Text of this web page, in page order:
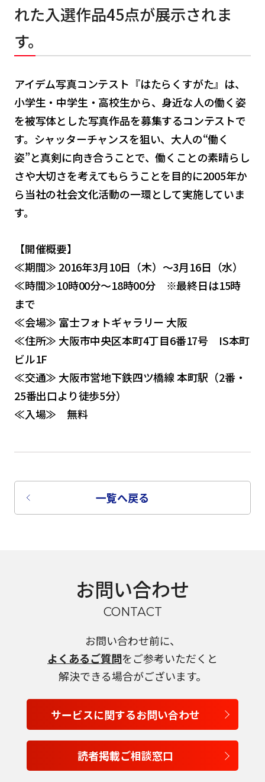
言語を選択
れた入選作品45点が展示されま
す。
アイデム写真コンテスト『はたらくすがた』は、
小学生・中学生・高校生から、身近な人の働く姿
を被写体とした写真作品を募集するコンテストで
す。シャッターチャンスを狙い、大人の“働く
姿”と真剣に向き合うことで、働くことの素晴らし
さや大切さを考えてもらうことを目的に2005年か
ら当社の社会文化活動の一環として実施していま
す。
【開催概要】
≪期間≫ 2016年3月10日（木）～3月16日（水）
≪時間≫10時00分～18時00分 ※最終日は15時
まで
≪会場≫ 富士フォトギャラリー 大阪
≪住所≫ 大阪市中央区本町4丁目6番17号 IS本町
ビル1F
≪交通≫ 大阪市営地下鉄四ツ橋線 本町駅（2番・
25番出口より徒歩5分）
≪入場≫ 無料
一覧へ戻る
お問い合わせ
CONTACT
お問い合わせ前に、
よくあるご質問をご参考いただくと
解決できる場合がございます。
サービスに関するお問い合わせ
読者掲載ご相談窓口